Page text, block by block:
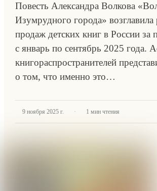
Повесть Александра Волкова
Изумрудного города» возглавила
продаж детских книг в России за
с январь по сентябрь 2025 года.
книгораспространителей
о том, что именно это…
9 ноября 2025 г. · 1 мин чтения